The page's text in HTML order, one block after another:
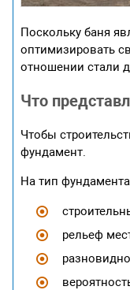
Поскольку баня
оптимизировать
отношении стали
Что
Чтобы
фундамент.
На тип
рельеф